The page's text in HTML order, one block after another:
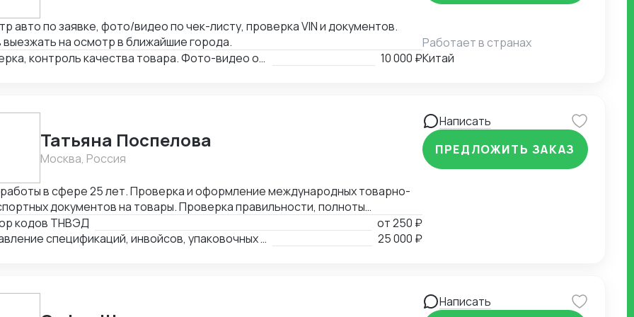
авто по заявке, фото/видео по чек-листу, проверка VIN и документов.
выезжать на осмотр в ближайшие города.
Проверка, контроль качества товара. Фото-видео отчет
10 000 ₽
Работает в странах
Китай
Татьяна Поспелова
Москва, Россия
в сфере 25 лет. Проверка и оформление международных товарно-
документов на товары. Проверка правильности, полноты
и комплектности перевозочных и сопроводительных документов.
кода товара (ТНВЭД). Выбор метода определения таможенной
кодов ТНВЭД от250 ₽
Составление спецификаций, инвойсов, упаковочных листов
25 000 ₽
Написать
ПРЕДЛОЖИТЬ ЗАКАЗ
Написать